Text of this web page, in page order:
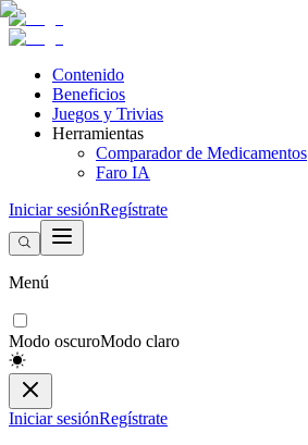
Contenido
Beneficios
Juegos y Trivias
Herramientas
Comparador de Medicamentos
Faro IA
Iniciar sesiónRegístrate
Menú
Modo oscuroModo claro
Iniciar sesiónRegístrate